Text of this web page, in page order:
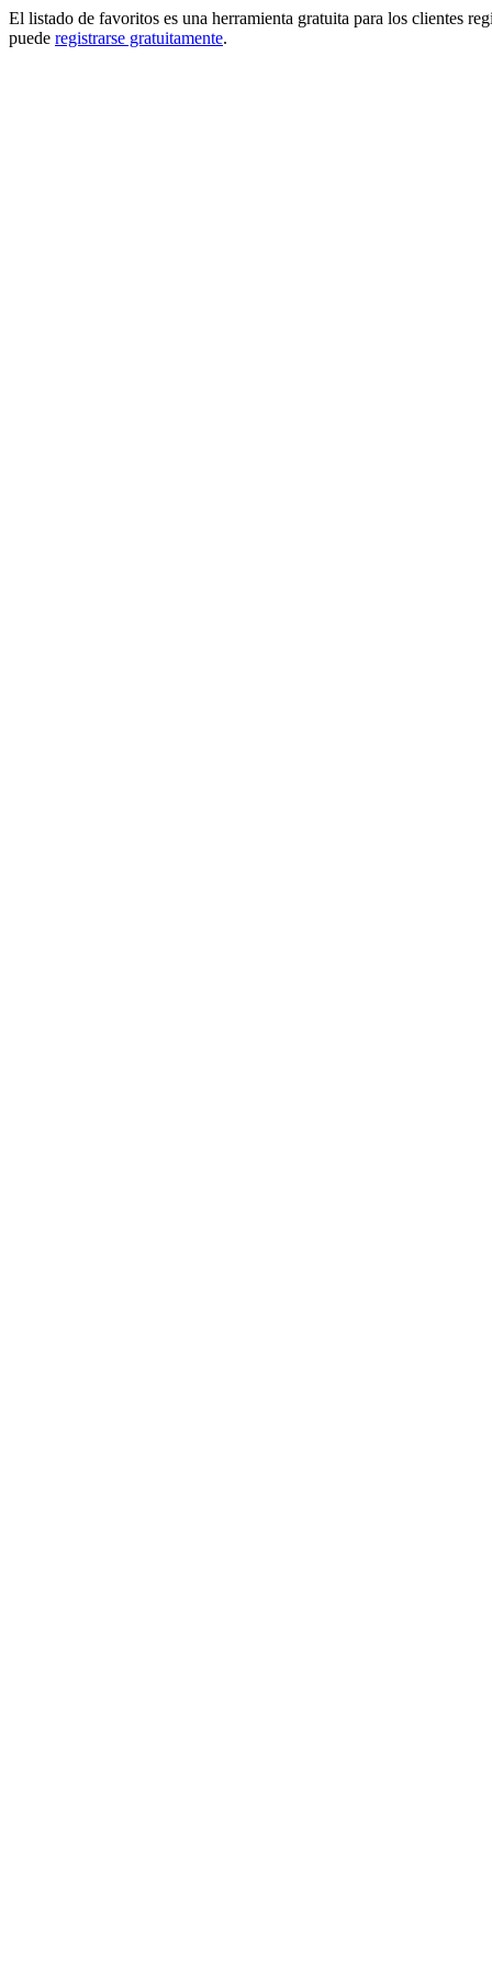
El listado de favoritos es una herramienta gratuita para los clientes
puede registrarse gratuitamente.